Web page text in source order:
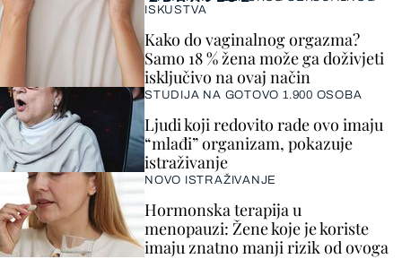
ISKUSTVA
Kako do vaginalnog orgazma?
Samo 18 % žena može ga doživjeti
isključivo na ovaj način
STUDIJA NA GOTOVO 1.900 OSOBA
Ljudi koji redovito rade ovo imaju
“mlađi” organizam, pokazuje
istraživanje
NOVO ISTRAŽIVANJE
Hormonska terapija u
menopauzi: Žene koje je koriste
imaju znatno manji rizik od ovoga